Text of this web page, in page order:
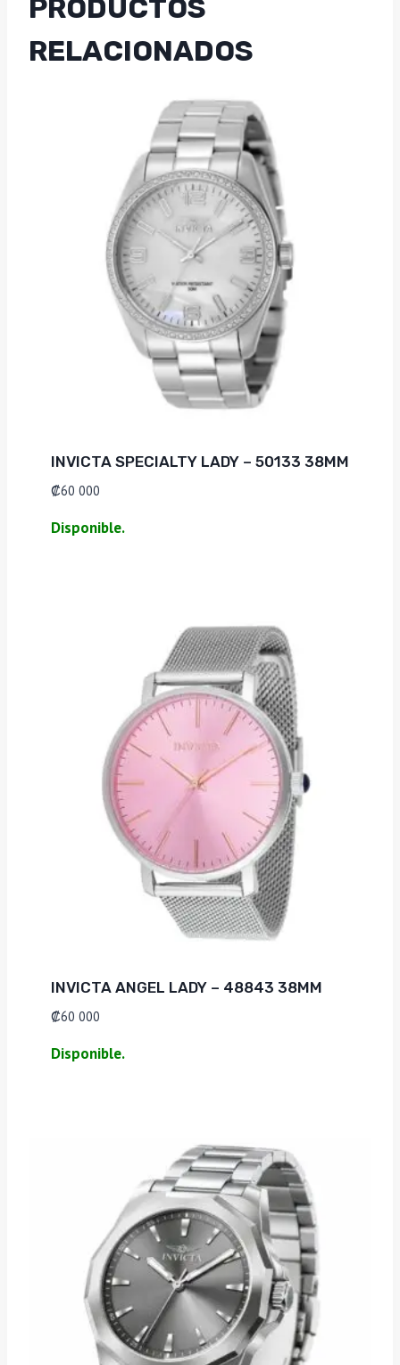
PRODUCTOS
RELACIONADOS
INVICTA SPECIALTY LADY – 50133 38MM
₡60 000
Disponible.
INVICTA ANGEL LADY – 48843 38MM
₡60 000
Disponible.